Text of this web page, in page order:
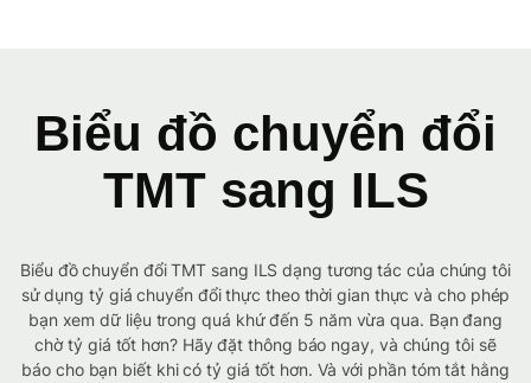
Biểu đồ chuyển đổi
TMT sang ILS
Biểu đồ chuyển đổi TMT sang ILS dạng tương tác của chúng tôi
sử dụng tỷ giá chuyển đổi thực theo thời gian thực và cho phép
bạn xem dữ liệu trong quá khứ đến 5 năm vừa qua. Bạn đang
chờ tỷ giá tốt hơn? Hãy đặt thông báo ngay, và chúng tôi sẽ
báo cho bạn biết khi có tỷ giá tốt hơn. Và với phần tóm tắt hằng